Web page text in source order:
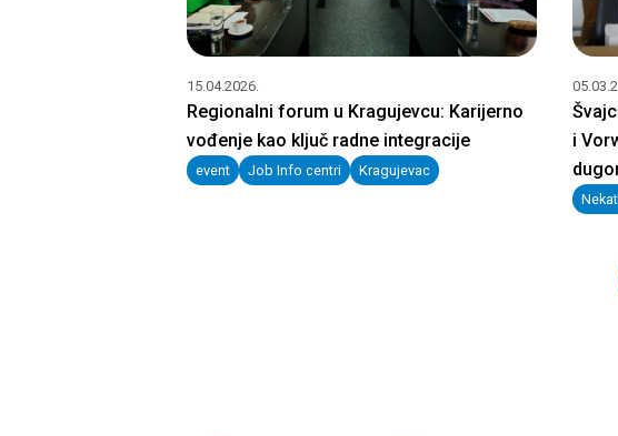
15.04.2026.
Regionalni forum u Kragujevcu: Karijerno
vođenje kao ključ radne integracije
event Job Info centri Kragujevac
i